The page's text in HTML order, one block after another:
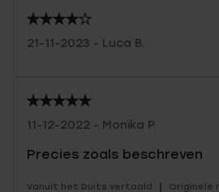
21-11-2023 - Luca B.
11-12-2022 - Monika P.
Precies zoals beschreven
Vanuit het Duits vertaald | Originele